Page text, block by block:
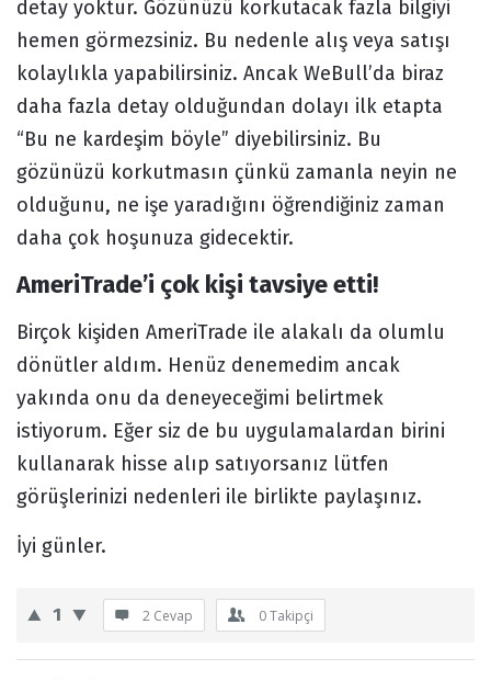
detay yoktur. Gözünüzü korkutacak fazla bilgiyi
hemen görmezsiniz. Bu nedenle alış veya satışı
kolaylıkla yapabilirsiniz. Ancak WeBull’da biraz
daha fazla detay olduğundan dolayı ilk etapta
“Bu ne kardeşim böyle” diyebilirsiniz. Bu
gözünüzü korkutmasın çünkü zamanla neyin ne
olduğunu, ne işe yaradığını öğrendiğiniz zaman
daha çok hoşunuza gidecektir.
AmeriTrade’i çok kişi tavsiye etti!
Birçok kişiden AmeriTrade ile alakalı da olumlu
dönütler aldım. Henüz denemedim ancak
yakında onu da deneyeceğimi belirtmek
istiyorum. Eğer siz de bu uygulamalardan birini
kullanarak hisse alıp satıyorsanız lütfen
görüşlerinizi nedenleri ile birlikte paylaşınız.
İyi günler.
1 2 Cevap 0Takipçi